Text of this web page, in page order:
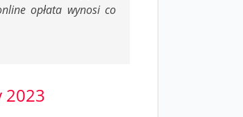
opłata wynosi co
2023